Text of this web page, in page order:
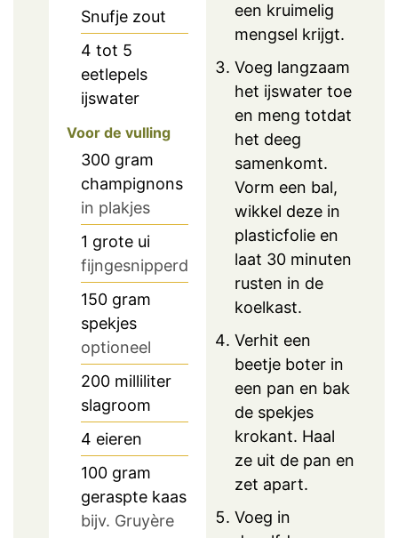
Snufje zout
4 tot 5
eetlepels
ijswater
Voor de vulling
300 gram
champignons
in plakjes
1 grote ui
fijngesnipperd
150 gram
spekjes
optioneel
200 milliliter
slagroom
4 eieren
100 gram
geraspte kaas
bijv. Gruyère
een kruimelig
mengsel krijgt.
Voeg langzaam
het ijswater toe
en meng totdat
het deeg
samenkomt.
Vorm een bal,
wikkel deze in
plasticfolie en
laat 30 minuten
rusten in de
koelkast.
Verhit een
beetje boter in
een pan en bak
de spekjes
krokant. Haal
ze uit de pan en
zet apart.
Voeg in